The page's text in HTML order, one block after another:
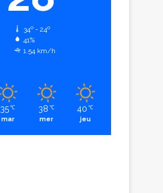
34º - 24º
41%
1.54 km/h
35 ℃
mar
38 ℃
mer
40 ℃
jeu